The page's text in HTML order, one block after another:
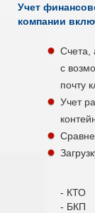
Учет
компании
Счета,
с
почту
Учет
- КТО
- БКП